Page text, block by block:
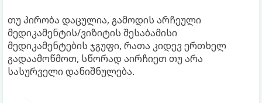
თუ პირობა დაცულია, გამოდის არჩეული
მედიკამენტის/ვიზიტის შესაბამისი
მედიკამენტების ჯგუფი, რათა კიდევ ერთხელ
გადაამოწმოთ, სწორად აირჩიეთ თუ არა
სასურველი დანიშნულება.